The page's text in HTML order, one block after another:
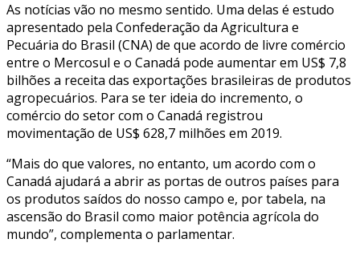
As notícias vão no mesmo sentido. Uma delas é estudo
apresentado pela Confederação da Agricultura e
Pecuária do Brasil (CNA) de que acordo de livre comércio
entre o Mercosul e o Canadá pode aumentar em US$ 7,8
bilhões a receita das exportações brasileiras de produtos
agropecuários. Para se ter ideia do incremento, o
comércio do setor com o Canadá registrou
movimentação de US$ 628,7 milhões em 2019.
“Mais do que valores, no entanto, um acordo com o
Canadá ajudará a abrir as portas de outros países para
os produtos saídos do nosso campo e, por tabela, na
ascensão do Brasil como maior potência agrícola do
mundo”, complementa o parlamentar.